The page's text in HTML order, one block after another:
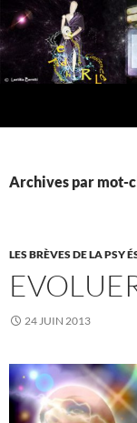
Aller
au
contenu
Archives par mot-
LES BRÈVES DE LA PSY
24 JUIN 2013